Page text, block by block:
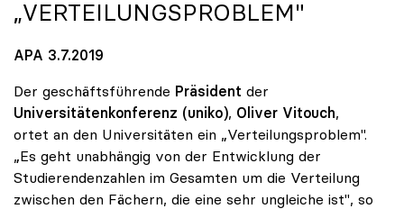
„VERTEILUNGSPROBLEM"
APA 3.7.2019
Der geschäftsführende Präsident der
Universitätenkonferenz (uniko), Oliver Vitouch,
ortet an den Universitäten ein „Verteilungsproblem".
„Es geht unabhängig von der Entwicklung der
Studierendenzahlen im Gesamten um die Verteilung
zwischen den Fächern, die eine sehr ungleiche ist", so